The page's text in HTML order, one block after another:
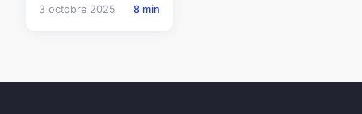
3 octobre 2025 8 min